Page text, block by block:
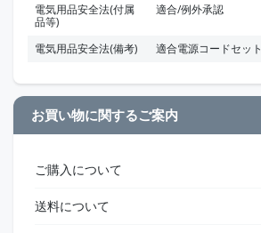
電気用品安全法(付属
品等)
適合/例外承認
電気用品安全法(備考) 適合電源コードセット
お買い物に関するご案内
ご購入について
送料について